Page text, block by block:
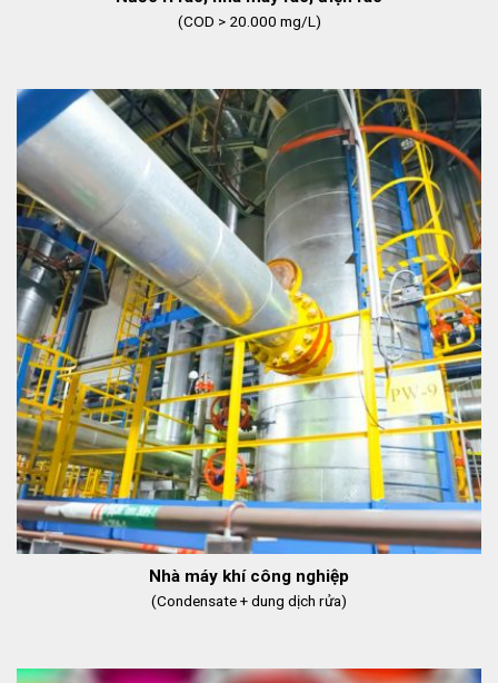
(COD > 20.000 mg/L)
Nhà máy khí công nghiệp
(Condensate + dung dịch rửa)